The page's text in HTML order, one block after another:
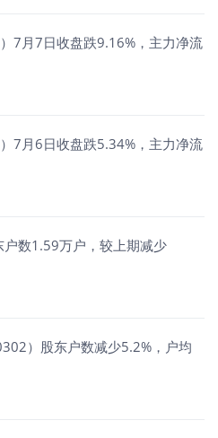
7月7日收盘跌9.16%，主力净流
7月6日收盘跌5.34%，主力净流
数1.59万户，较上期减少
）股东户数减少5.2%，户均